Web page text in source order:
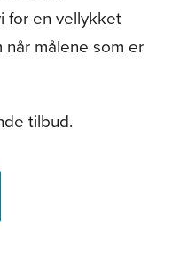
for en vellykket
målene som er
tilbud.